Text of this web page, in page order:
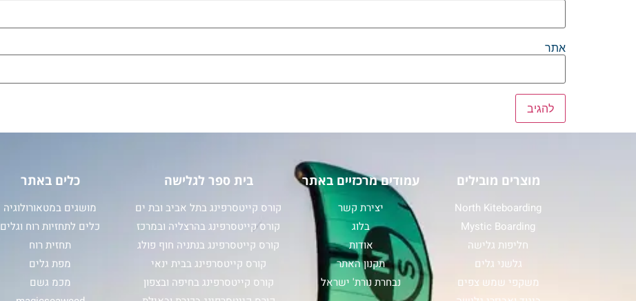
אתר
מוצרים מובילים
North Kiteboarding
Mystic Boarding
חליפות גלישה
גלשני גלים
משקפי שמש צפים
עמודים מרכזיים באתר
יצירת קשר
בלוג
אודות
תקנון האתר
נבחרת נורת' ישראל
בית ספר לגלישה
קורס קייטסרפינג בתל אביב ובת ים
קורס קייטסרפינג בהרצליה ובמרכז
קורס קייטסרפינג בנתניה חוף פולג
קורס קייטסרפינג בבית ינאי
קורס קייטסרפינג בחיפה ובצפון
כלים באתר
מושגים במטאורולוגיה
כלים לתחזיות רוח וגלים
תחזית רוח
מפת גלים
מכמ גשם